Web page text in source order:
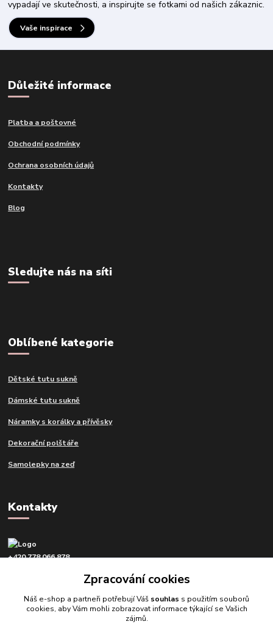
vypadají ve skutečnosti, a inspirujte se fotkami od našich zákaznic.
Vaše inspirace
Důležité informace
Platba a poštovné
Obchodní podmínky
Ochrana osobních údajů
Kontakty
Blog
Sledujte nás na síti
Oblíbené kategorie
Dětské tutu sukně
Dámské tutu sukně
Náramky s korálky a přívěsky
Dekorační polštáře
Samolepky na zeď
Kontakty
+420 778 066 878
Zpracování cookies
Náš e-shop a partneři potřebují Váš souhlas s použitím souborů
cookies, aby Vám mohli zobrazovat informace týkající se Vašich
zájmů.